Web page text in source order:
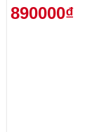
890000₫